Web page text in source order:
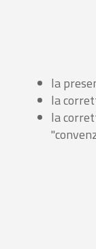
la
la
la